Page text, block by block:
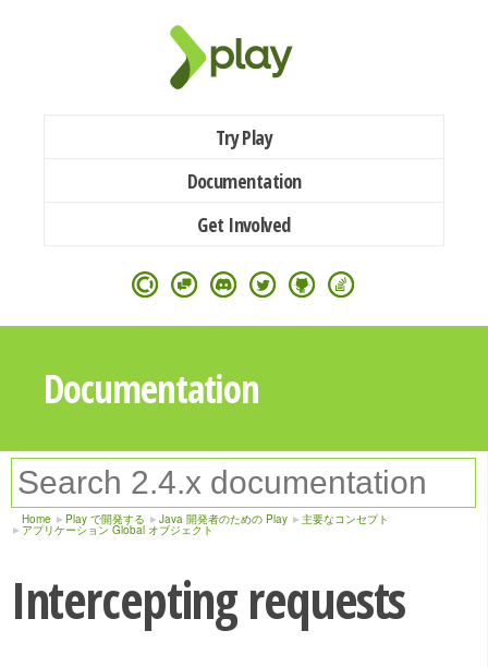
Try Play
Documentation
Get Involved
Documentation
Home Play で開発する Java 開発者のための Play 主要なコンセプト
アプリケーション Global オブジェクト
Intercepting requests